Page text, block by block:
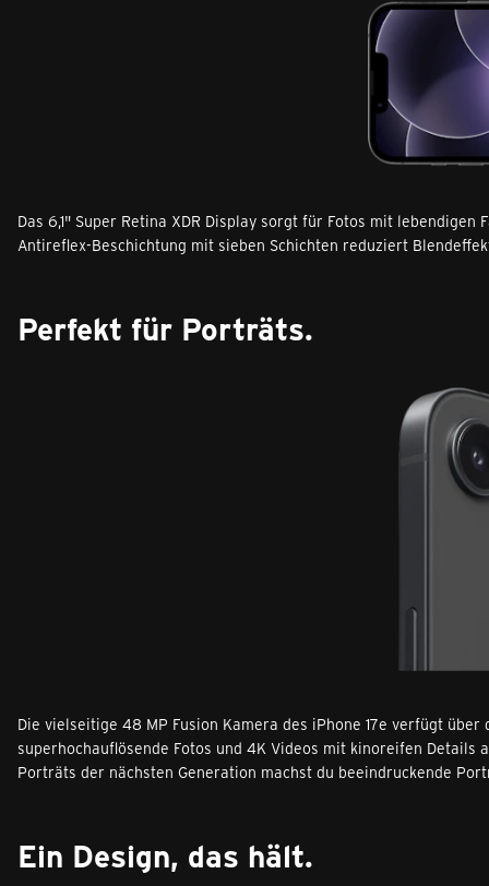
Das 6,1" Super Retina XDR Display sorgt für Fotos mit
Antireflex-Beschichtung mit sieben Schichten reduziert
Perfekt für Porträts.
Die vielseitige 48 MP Fusion Kamera des iPhone 17e verfügt
superhochauflösende Fotos und 4K Videos mit kinoreifen
Porträts der nächsten Generation machst du beeindruckende
Ein Design, das hält.